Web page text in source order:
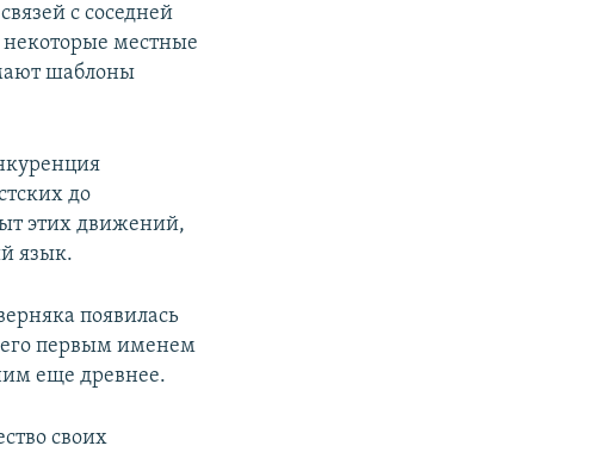
с соседней
местные
шаблоны
до
этих движений,
язык.
появилась
его первым именем
еще древнее.
своих